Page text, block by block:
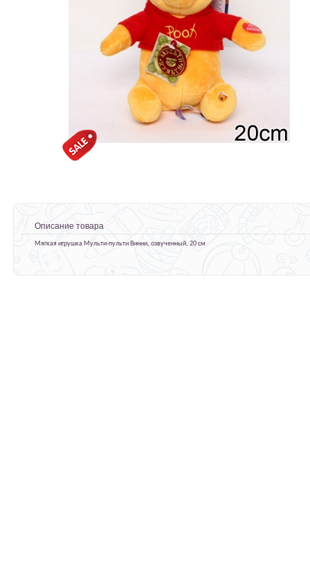
Описание товара
Мягкая игрушка Мульти-пульти Винни, озвученный, 20 см